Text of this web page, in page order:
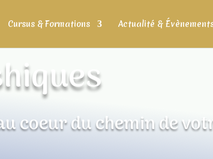
Cursus & Formations Actualité &
coeur du chemin de